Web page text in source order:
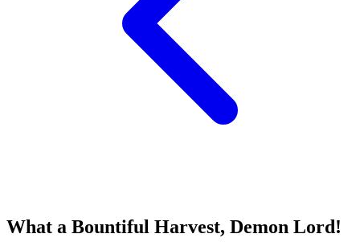
What a Bountiful Harvest, Demon Lord!